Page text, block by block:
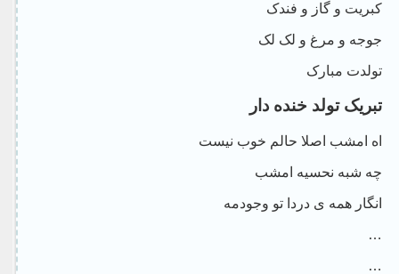
کبریت و گاز و فندک
جوجه و مرغ و لک لک
تولدت مبارک
تبریک تولد خنده دار
اه امشب اصلا حالم خوب نیست
چه شبه نحسیه امشب
انگار همه ی دردا تو وجودمه
…
…